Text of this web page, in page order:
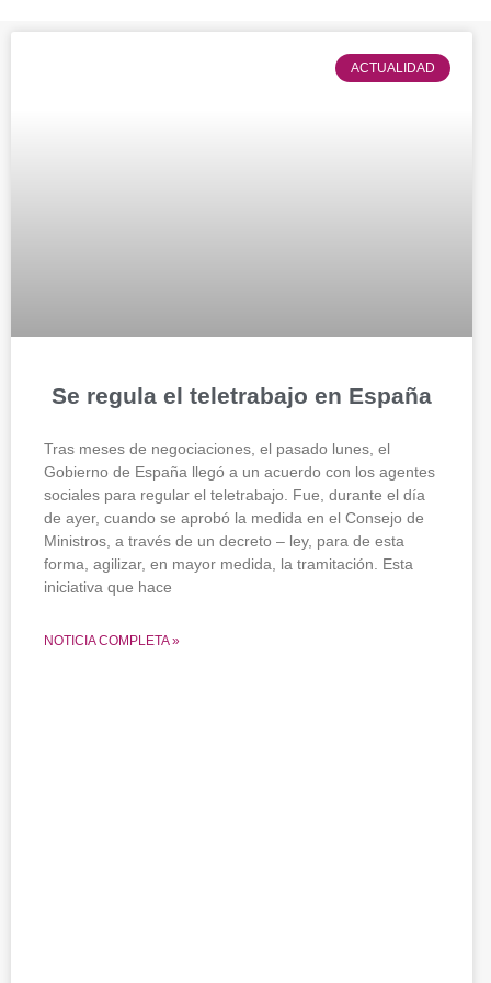
ACTUALIDAD
Se regula el teletrabajo en España
Tras meses de negociaciones, el pasado lunes, el
Gobierno de España llegó a un acuerdo con los agentes
sociales para regular el teletrabajo. Fue, durante el día
de ayer, cuando se aprobó la medida en el Consejo de
Ministros, a través de un decreto – ley, para de esta
forma, agilizar, en mayor medida, la tramitación. Esta
iniciativa que hace
NOTICIA COMPLETA »